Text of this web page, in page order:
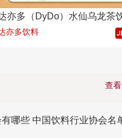
亦多饮料
查
哪些 中国饮料行业协会名